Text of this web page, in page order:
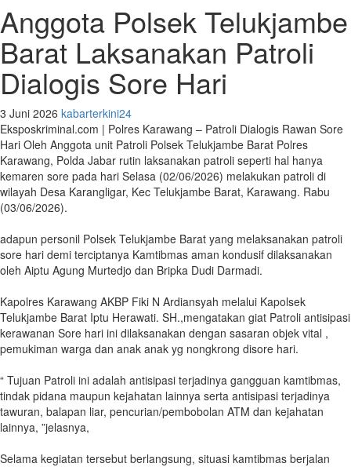
Anggota Polsek Telukjambe
Barat Laksanakan Patroli
Dialogis Sore Hari
3 Juni 2026 kabarterkini24
Eksposkriminal.com | Polres Karawang – Patroli Dialogis Rawan Sore
Hari Oleh Anggota unit Patroli Polsek Telukjambe Barat Polres
Karawang, Polda Jabar rutin laksanakan patroli seperti hal hanya
kemaren sore pada hari Selasa (02/06/2026) melakukan patroli di
wilayah Desa Karangligar, Kec Telukjambe Barat, Karawang. Rabu
(03/06/2026).
‎adapun personil Polsek Telukjambe Barat yang melaksanakan patroli
sore hari demi terciptanya Kamtibmas aman kondusif dilaksanakan
oleh Aiptu Agung Murtedjo dan Bripka Dudi Darmadi.
‎Kapolres Karawang AKBP Fiki N Ardiansyah melalui Kapolsek
Telukjambe Barat Iptu Herawati. SH.,mengatakan giat Patroli antisipasi
kerawanan Sore hari ini dilaksanakan dengan sasaran objek vital ,
pemukiman warga dan anak anak yg nongkrong disore hari.
“ Tujuan Patroli ini adalah antisipasi terjadinya gangguan kamtibmas,
tindak pidana maupun kejahatan lainnya serta antisipasi terjadinya
tawuran, balapan liar, pencurian/pembobolan ATM dan kejahatan
lainnya, ”jelasnya,
‎Selama kegiatan tersebut berlangsung, situasi kamtibmas berjalan